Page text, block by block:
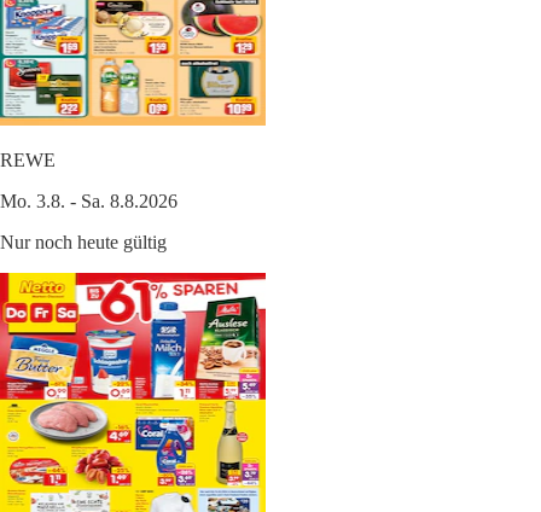
REWE
Mo. 3.8. - Sa. 8.8.2026
Nur noch heute gültig